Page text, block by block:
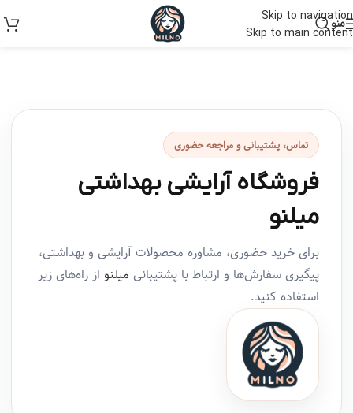
Skip to navigation
Skip to main content
منو
تماس، پشتیبانی و مراجعه حضوری
فروشگاه آرایشی بهداشتی
میلنو
برای خرید حضوری، مشاوره محصولات آرایشی و بهداشتی،
پیگیری سفارش‌ها و ارتباط با پشتیبانی میلنو از راه‌های زیر
استفاده کنید.